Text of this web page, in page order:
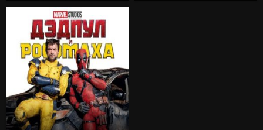
Гран Туризмо
Ад Данте
Шазам! 2 Ярость богов
Телохранитель на фрилансе